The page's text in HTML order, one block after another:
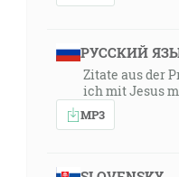
РУССКИЙ
Zitate aus der
ich mit Jesus
MP3